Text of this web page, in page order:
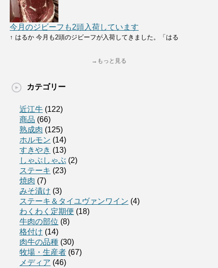
今月のジビーフも2頭入荷しています
↑ はるか 今月も2頭のジビーフが入荷してきました。「はる
→もっと見る
カテゴリー
近江牛 (122)
商品 (66)
熟成肉 (125)
ホルモン (14)
すきやき (13)
しゃぶしゃぶ (2)
ステーキ (23)
焼肉 (7)
みそ漬け (3)
ステーキ＆タイユヴァンワイン (4)
わくわく定期便 (18)
牛肉の部位 (8)
格付け (14)
肉牛の品種 (30)
牧場・生産者 (67)
メディア (46)